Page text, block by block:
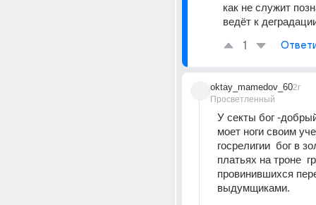
как не служит
ведёт к
1
oktay_mamedov_60
Просветленный
2г
У секты бог -
моет ноги своим
госрелигии  бог в
платьях на троне
провинившихся
выдумщиками.